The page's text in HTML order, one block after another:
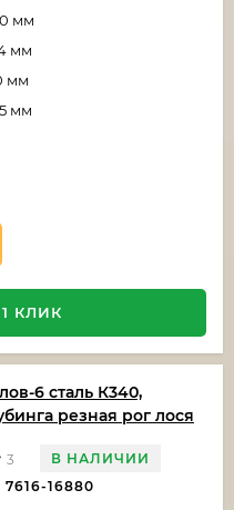
мм
мм
мм
мм
КЛИК
6 сталь К340,
резная рог лося
3
В НАЛИЧИИ
7616-16880